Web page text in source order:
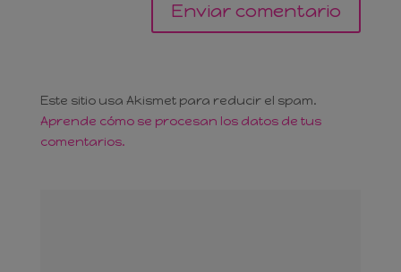
Este sitio usa Akismet para reducir el spam.
Aprende cómo se procesan los datos de tus
comentarios.